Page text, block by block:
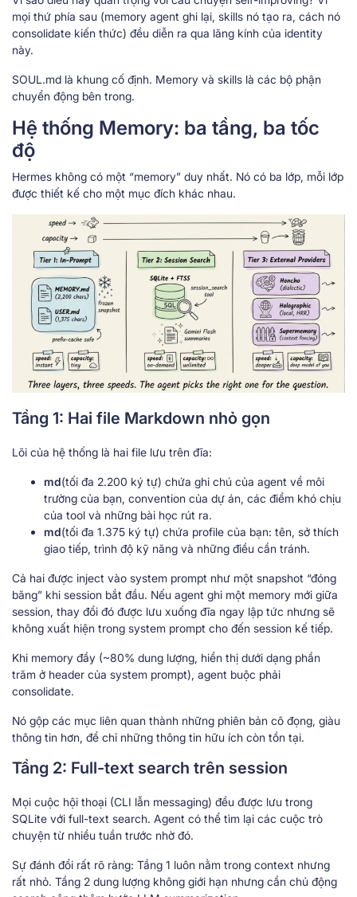
mọi thứ phía sau (memory agent ghi lại, skills nó tạo ra, cách nó
consolidate kiến thức) đều diễn ra qua lăng kính của identity
này.
SOUL.md là khung cố định. Memory và skills là các bộ phận
chuyển động bên trong.
Hệ thống Memory: ba tầng, ba tốc
độ
Hermes không có một “memory” duy nhất. Nó có ba lớp, mỗi lớp
được thiết kế cho một mục đích khác nhau.
Tầng 1: Hai file Markdown nhỏ gọn
Lõi của hệ thống là hai file lưu trên đĩa:
md(tối đa 2.200 ký tự) chứa ghi chú của agent về môi
trường của bạn, convention của dự án, các điểm khó chịu
của tool và những bài học rút ra.
md(tối đa 1.375 ký tự) chứa profile của bạn: tên, sở thích
giao tiếp, trình độ kỹ năng và những điều cần tránh.
Cả hai được inject vào system prompt như một snapshot “đóng
băng” khi session bắt đầu. Nếu agent ghi một memory mới giữa
session, thay đổi đó được lưu xuống đĩa ngay lập tức nhưng sẽ
không xuất hiện trong system prompt cho đến session kế tiếp.
Khi memory đầy (~80% dung lượng, hiển thị dưới dạng phần
trăm ở header của system prompt), agent buộc phải
consolidate.
Nó gộp các mục liên quan thành những phiên bản cô đọng, giàu
thông tin hơn, để chỉ những thông tin hữu ích còn tồn tại.
Tầng 2: Full-text search trên session
Mọi cuộc hội thoại (CLI lẫn messaging) đều được lưu trong
SQLite với full-text search. Agent có thể tìm lại các cuộc trò
chuyện từ nhiều tuần trước nhờ đó.
Sự đánh đổi rất rõ ràng: Tầng 1 luôn nằm trong context nhưng
rất nhỏ. Tầng 2 dung lượng không giới hạn nhưng cần chủ động